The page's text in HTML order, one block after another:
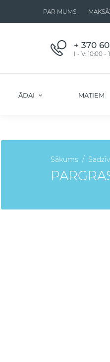
PAR MUMS
+ 370
I - V: 10:00 -
ĀDAI MATIEM
Sākums